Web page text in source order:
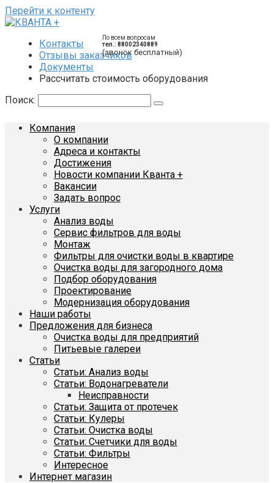
Перейти к контенту
По всем вопросам
тел.: 88002340889
(звонок бесплатный)
Контакты
Отзывы заказчиков
Документы
Рассчитать стоимость оборудования
Поиск:
Компания
О компании
Адреса и контакты
Достижения
Новости компании Кванта +
Вакансии
Задать вопрос
Услуги
Анализ воды
Сервис фильтров для воды
Монтаж
Фильтры для очистки воды в квартире
Очистка воды для загородного дома
Подбор оборудования
Проектирование
Модернизация оборудования
Наши работы
Предложения для бизнеса
Очистка воды для предприятий
Питьевые галереи
Статьи
Статьи: Анализ воды
Статьи: Водонагреватели
Неисправности
Статьи: Защита от протечек
Статьи: Кулеры
Статьи: Очистка воды
Статьи: Счетчики для воды
Статьи: Фильтры
Интересное
Интернет магазин